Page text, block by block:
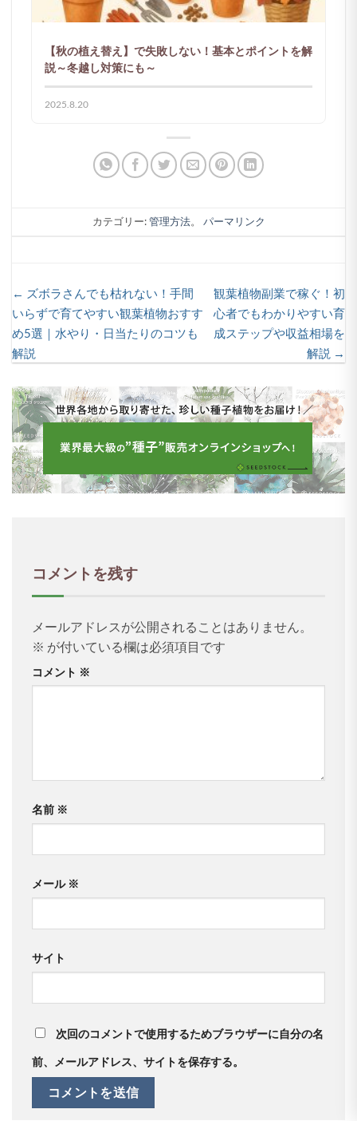
【秋の植え替え】で失敗しない！基本とポイントを解
説～冬越し対策にも～
2025.8.20
カテゴリー:管理方法。 パーマリンク
← ズボラさんでも枯れない！手間
いらずで育てやすい観葉植物おすす
め5選｜水やり・日当たりのコツも
解説
観葉植物副業で稼ぐ！初
心者でもわかりやすい育
成ステップや収益相場を
解説 →
コメントを残す
メールアドレスが公開されることはありません。
※ が付いている欄は必須項目です
コメント ※
名前 ※
メール ※
サイト
次回のコメントで使用するためブラウザーに自分の名
前、メールアドレス、サイトを保存する。